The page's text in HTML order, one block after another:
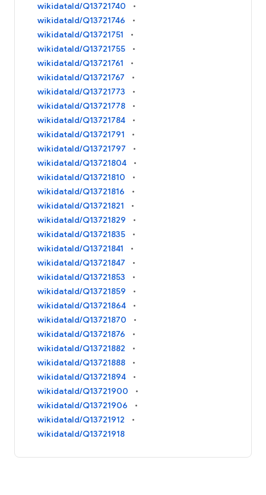
wikidataId/Q13721740
wikidataId/Q13721746
wikidataId/Q13721751
wikidataId/Q13721755
wikidataId/Q13721761
wikidataId/Q13721767
wikidataId/Q13721773
wikidataId/Q13721778
wikidataId/Q13721784
wikidataId/Q13721791
wikidataId/Q13721797
wikidataId/Q13721804
wikidataId/Q13721810
wikidataId/Q13721816
wikidataId/Q13721821
wikidataId/Q13721829
wikidataId/Q13721835
wikidataId/Q13721841
wikidataId/Q13721847
wikidataId/Q13721853
wikidataId/Q13721859
wikidataId/Q13721864
wikidataId/Q13721870
wikidataId/Q13721876
wikidataId/Q13721882
wikidataId/Q13721888
wikidataId/Q13721894
wikidataId/Q13721900
wikidataId/Q13721906
wikidataId/Q13721912
wikidataId/Q13721918